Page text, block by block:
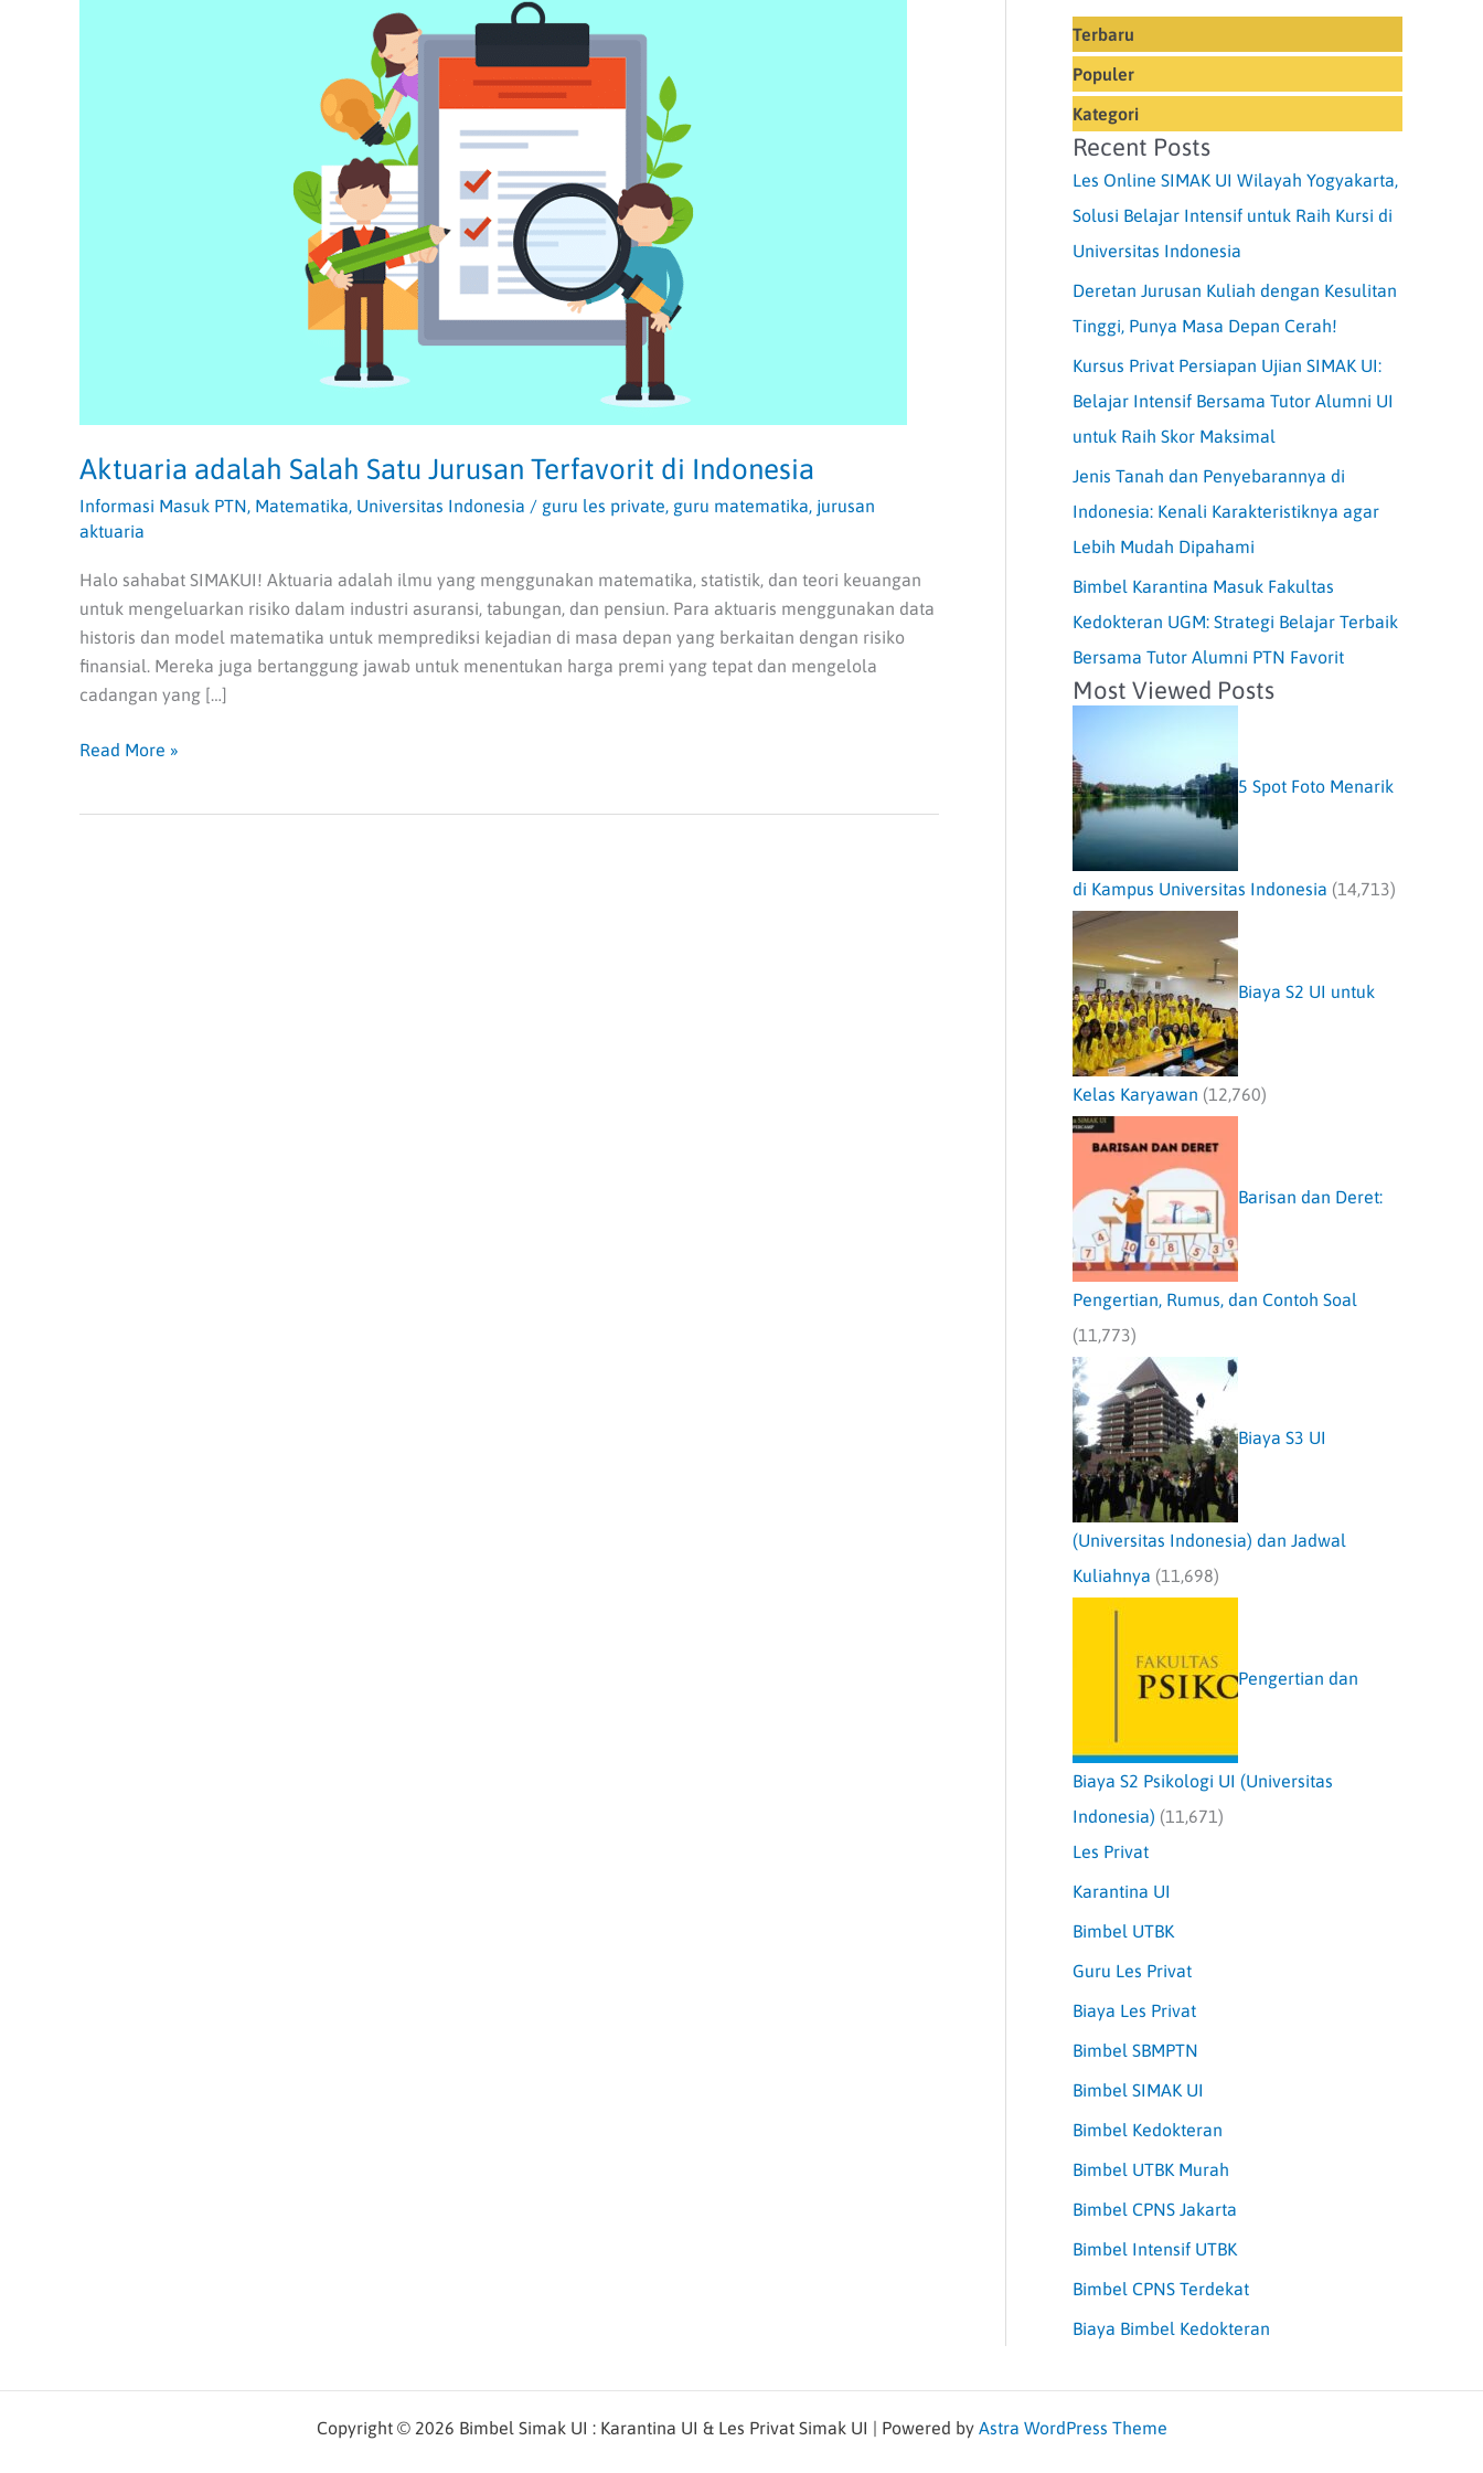
Aktuaria adalah Salah Satu Jurusan Terfavorit di Indonesia
Informasi Masuk PTN, Matematika, Universitas Indonesia / guru les private, guru matematika, jurusan
aktuaria
Halo sahabat SIMAKUI! Aktuaria adalah ilmu yang menggunakan matematika, statistik, dan teori keuangan
untuk mengeluarkan risiko dalam industri asuransi, tabungan, dan pensiun. Para aktuaris menggunakan data
historis dan model matematika untuk memprediksi kejadian di masa depan yang berkaitan dengan risiko
finansial. Mereka juga bertanggung jawab untuk menentukan harga premi yang tepat dan mengelola
cadangan yang […]
Read More »
Terbaru
Populer
Kategori
Recent Posts
Les Online SIMAK UI Wilayah Yogyakarta,
Solusi Belajar Intensif untuk Raih Kursi di
Universitas Indonesia
Deretan Jurusan Kuliah dengan Kesulitan
Tinggi, Punya Masa Depan Cerah!
Kursus Privat Persiapan Ujian SIMAK UI:
Belajar Intensif Bersama Tutor Alumni UI
untuk Raih Skor Maksimal
Jenis Tanah dan Penyebarannya di
Indonesia: Kenali Karakteristiknya agar
Lebih Mudah Dipahami
Bimbel Karantina Masuk Fakultas
Kedokteran UGM: Strategi Belajar Terbaik
Bersama Tutor Alumni PTN Favorit
Most Viewed Posts
5 Spot Foto Menarik
di Kampus Universitas Indonesia (14,713)
Biaya S2 UI untuk
Kelas Karyawan (12,760)
Barisan dan Deret:
Pengertian, Rumus, dan Contoh Soal
(11,773)
Biaya S3 UI
(Universitas Indonesia) dan Jadwal
Kuliahnya (11,698)
Pengertian dan
Biaya S2 Psikologi UI (Universitas
Indonesia) (11,671)
Les Privat
Karantina UI
Bimbel UTBK
Guru Les Privat
Biaya Les Privat
Bimbel SBMPTN
Bimbel SIMAK UI
Bimbel Kedokteran
Bimbel UTBK Murah
Bimbel CPNS Jakarta
Bimbel Intensif UTBK
Bimbel CPNS Terdekat
Biaya Bimbel Kedokteran
Copyright © 2026 Bimbel Simak UI : Karantina UI & Les Privat Simak UI | Powered by Astra WordPress Theme